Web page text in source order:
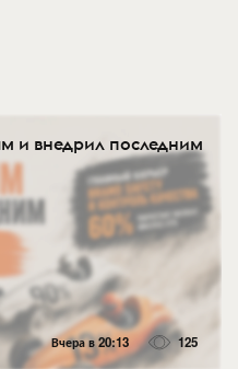
и внедрил последним
Вчера в 20:13 125